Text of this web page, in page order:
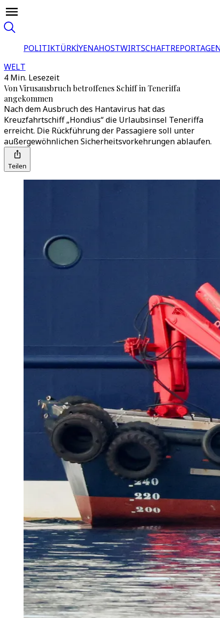
POLITIKTÜRKİYENAHOSTWIRTSCHAFT
WELT
4 Min. Lesezeit
Von Virusausbruch betroffenes Schiff in Teneriffa
angekommen
Nach dem Ausbruch des Hantavirus hat das
Kreuzfahrtschiff „Hondius“ die Urlaubsinsel Teneriffa
erreicht. Die Rückführung der Passagiere soll unter
außergewöhnlichen Sicherheitsvorkehrungen ablaufen.
Teilen